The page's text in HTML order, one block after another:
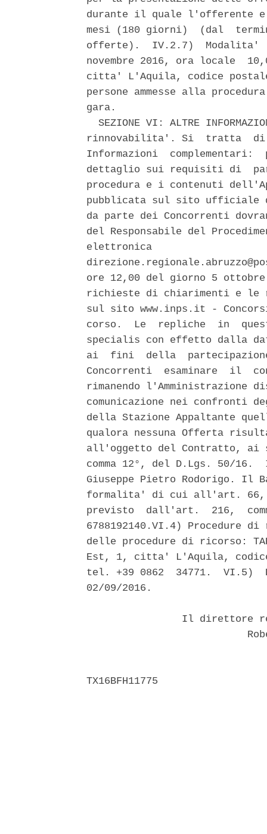
durante il quale l'offerente
mesi (180 giorni)  (dal
offerte).  IV.2.7)
novembre 2016, ora locale
citta' L'Aquila, codice
persone ammesse alla
gara.
SEZIONE VI: ALTRE
rinnovabilita'. Si  tratta  di
Informazioni
dettaglio sui requisiti di
procedura e i contenuti
pubblicata sul sito ufficiale
da parte dei Concorrenti
del Responsabile del
elettronica
ore 12,00 del giorno 5
richieste di chiarimenti e le
sul sito www.inps.it -
corso.  Le  repliche  in
specialis con effetto dalla
ai  fini  della
Concorrenti  esaminare  il
rimanendo l'Amministrazione
comunicazione nei confronti
della Stazione Appaltante
qualora nessuna Offerta
all'oggetto del Contratto,
comma 12°, del D.Lgs. 50/
Giuseppe Pietro Rodorigo.
formalita' di cui all'art. 66,
previsto  dall'art.  216,
6788192140.VI.4) Procedure
delle procedure di ricorso:
Est, 1, citta' L'Aquila,
tel. +39 0862  34771.  VI.5)
02/09/2016.
Il direttore